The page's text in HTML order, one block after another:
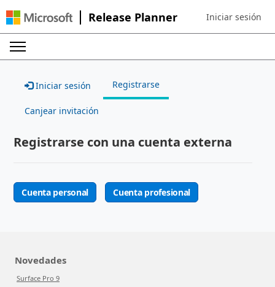
Release Planner Sign in to your
Iniciar sesión
Iniciar sesión Registrarse
Canjear invitación
Registrarse con una cuenta externa
Cuenta personal Cuenta profesional
Novedades
Surface Pro 9